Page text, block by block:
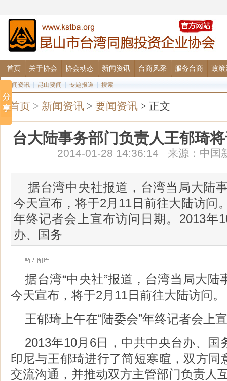
首页 关于协会 协会动态 新闻资讯 台商风采 服务台商 政策
要闻资讯 昆山要闻 专题报道 搜索
首页 > 新闻资讯 > 要闻资讯 > 正文
台大陆事务部门负责人王郁琦
2014-01-28 14:36:14 来源：中
据台湾中央社报道，台湾当局大陆
今天宣布，将于2月11日前往大陆访问
年终记者会上宣布访问日期。2013年
办、国务
据台湾“中央社”报道，台湾当局大
今天宣布，将于2月11日前往大陆访问。
王郁琦上午在“陆委会”年终记者会上
2013年10月6日，中共中央台办、国
印尼与王郁琦进行了简短寒暄，双方同
交流沟通，并推动双方主管部门负责人